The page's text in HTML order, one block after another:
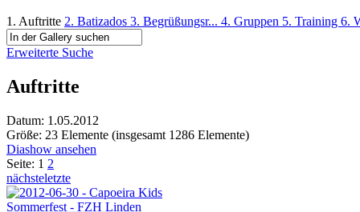
1. Auftritte 2. Batizados 3. Begrüßungsr... 4. Gruppen 5. Training 6.
Erweiterte Suche
Auftritte
Datum: 1.05.2012
Größe: 23 Elemente (insgesamt 1286 Elemente)
Diashow ansehen
Seite: 1 2
nächsteletzte